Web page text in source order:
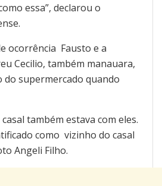
essa”, declarou o
ocorrência Fausto e a
Cecilio, também manauara,
do supermercado quando
também estava com eles.
como vizinho do casal
Angeli Filho.